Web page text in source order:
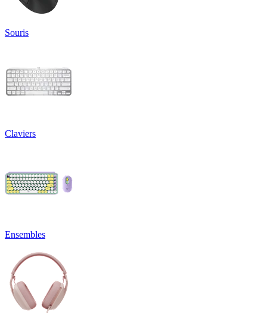
Souris
Claviers
Ensembles